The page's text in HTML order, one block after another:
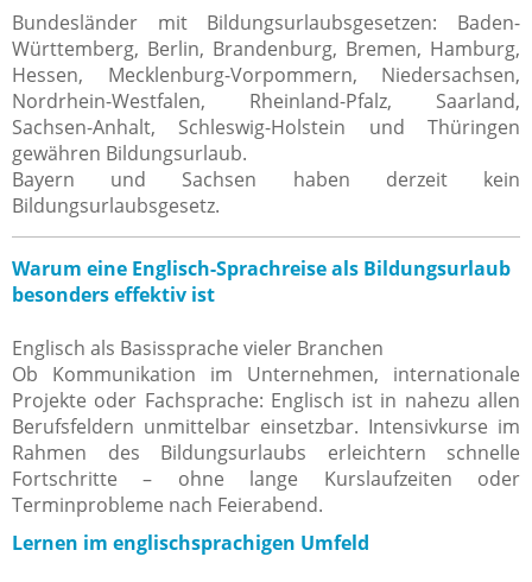
Bundesländer mit Bildungsurlaubsgesetzen: Baden-
Württemberg, Berlin, Brandenburg, Bremen, Hamburg,
Hessen, Mecklenburg-Vorpommern, Niedersachsen,
Nordrhein-Westfalen, Rheinland-Pfalz, Saarland,
Sachsen-Anhalt, Schleswig-Holstein und Thüringen
gewähren Bildungsurlaub.
Bayern und Sachsen haben derzeit kein
Bildungsurlaubsgesetz.
Warum eine Englisch-Sprachreise als Bildungsurlaub
besonders effektiv ist
Englisch als Basissprache vieler Branchen
Ob Kommunikation im Unternehmen, internationale
Projekte oder Fachsprache: Englisch ist in nahezu allen
Berufsfeldern unmittelbar einsetzbar. Intensivkurse im
Rahmen des Bildungsurlaubs erleichtern schnelle
Fortschritte – ohne lange Kurslaufzeiten oder
Terminprobleme nach Feierabend.
Lernen im englischsprachigen Umfeld